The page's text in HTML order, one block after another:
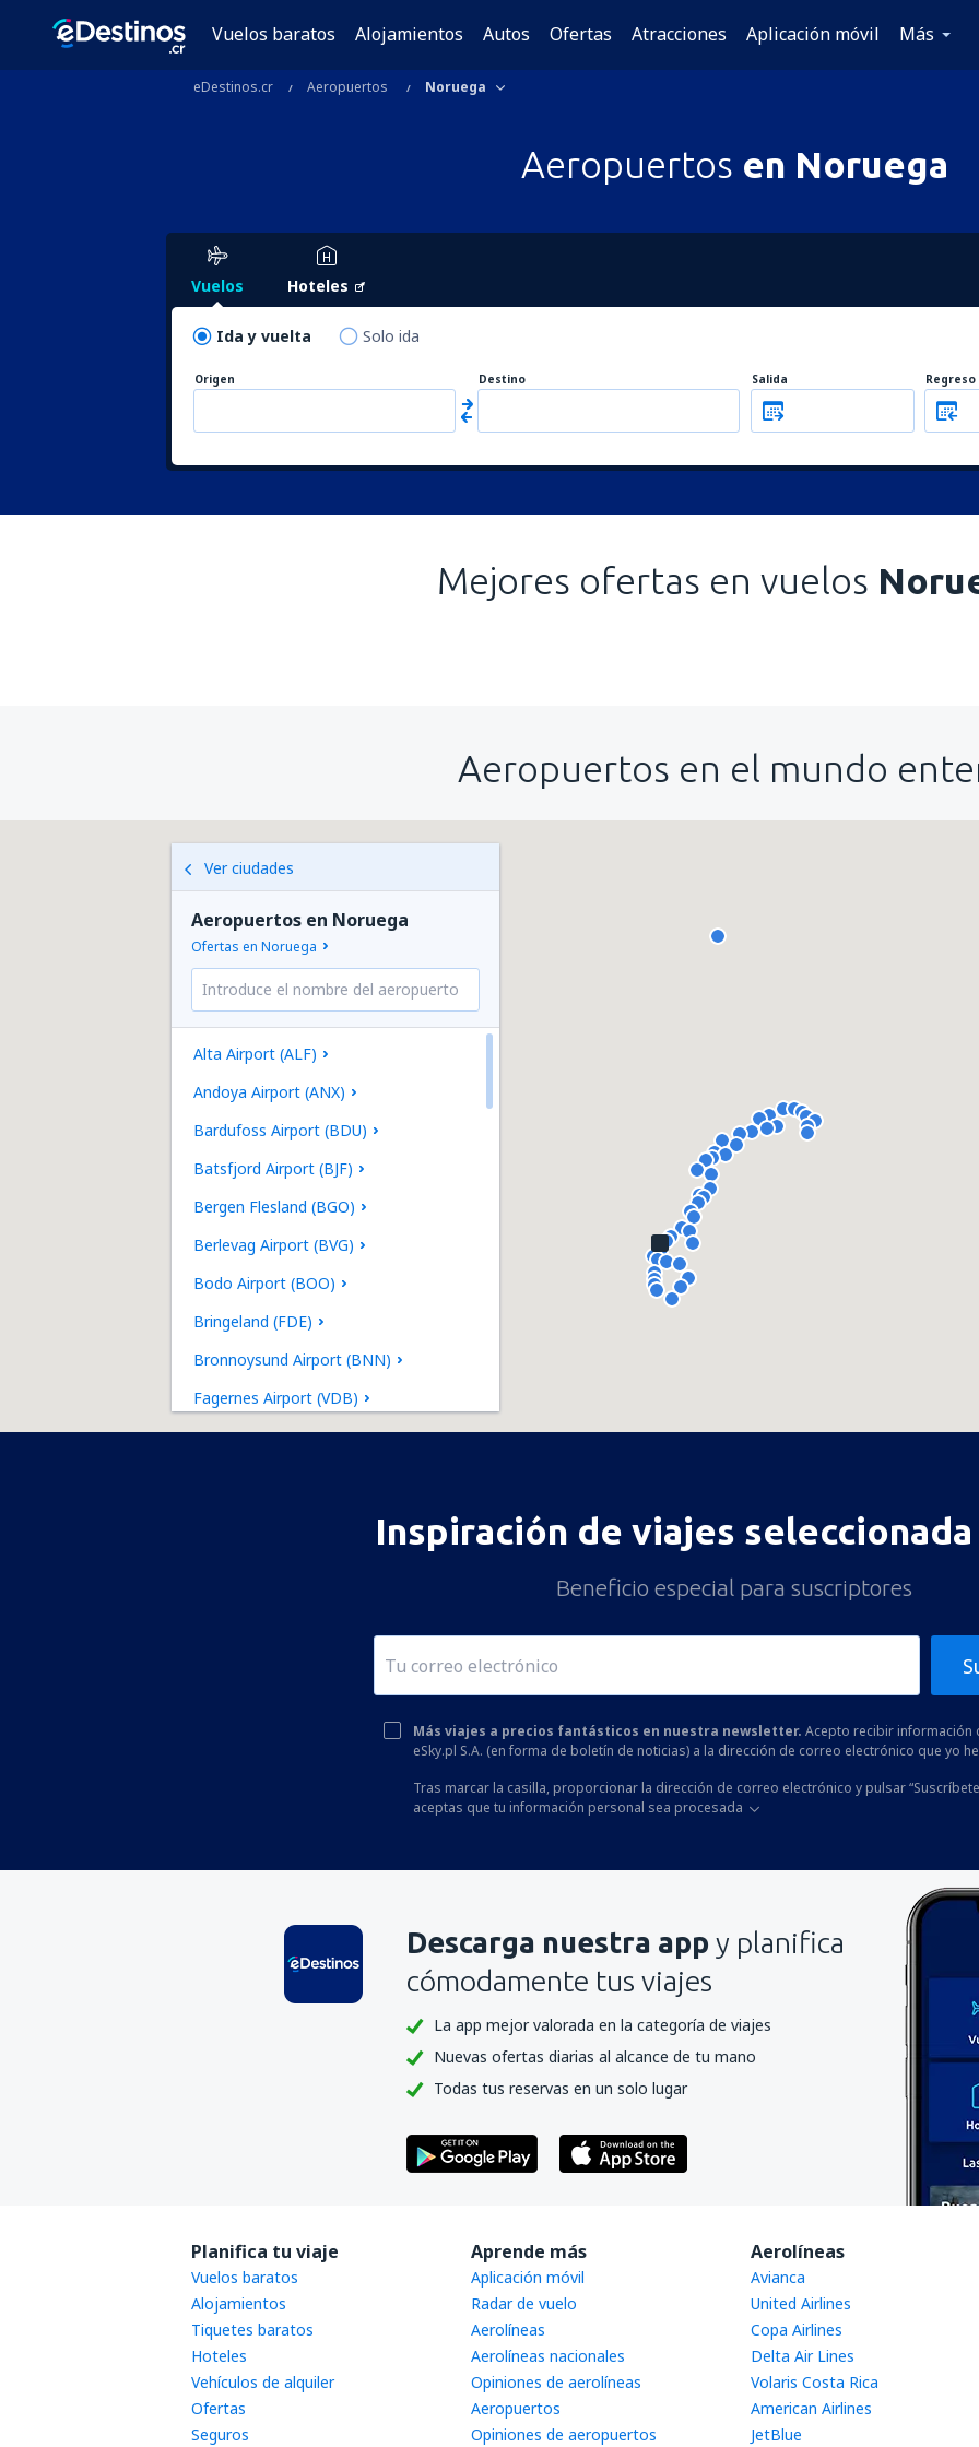
Vuelos baratos Alojamientos Autos Ofertas Atracciones Aplicación móvil Más
eDestinos.cr Aeropuertos Noruega
Aeropuertos en Noruega
Vuelos Hoteles
Ida y vuelta Solo ida
Origen Destino Salida Regreso
Mejores ofertas en vuelos
Aeropuertos en el mundo
Ver ciudades
Aeropuertos en Noruega
Ofertas en Noruega
Alta Airport (ALF)
Andoya Airport (ANX)
Bardufoss Airport (BDU)
Batsfjord Airport (BJF)
Bergen Flesland (BGO)
Berlevag Airport (BVG)
Bodo Airport (BOO)
Bringeland (FDE)
Bronnoysund Airport (BNN)
Fagernes Airport (VDB)
Floro (FRO)
Kirkenes-Hoeybuktmoen (KKN)
Leknes (LKN)
Mehamn (MEH)
Mo I Rana (MQN)
Hovden (HOV)
Oslo
Oslo
Roros Airport (RRS)
Rorvik Airport (RVK)
Rost Airport (RET)
Inspiración de viajes
Beneficio especial para suscriptores
Más viajes a precios fantásticos en nuestra newsletter. Acepto recibir información
eSky.pl S.A. (en forma de boletín de noticias) a la dirección de correo electrónico que yo
Tras marcar la casilla, proporcionar la dirección de correo electrónico y pulsar
aceptas que tu información personal sea procesada
Descarga nuestra app y planifica
cómodamente tus viajes
La app mejor valorada en la categoría de viajes
Nuevas ofertas diarias al alcance de tu mano
Todas tus reservas en un solo lugar
Planifica tu viaje
Vuelos baratos
Alojamientos
Tiquetes baratos
Hoteles
Vehículos de alquiler
Ofertas
Seguros
Aprende más
Aplicación móvil
Radar de vuelo
Aerolíneas
Aerolíneas nacionales
Opiniones de aerolíneas
Aeropuertos
Opiniones de aeropuertos
Aerolíneas
Avianca
United Airlines
Copa Airlines
Delta Air Lines
Volaris Costa Rica
American Airlines
JetBlue